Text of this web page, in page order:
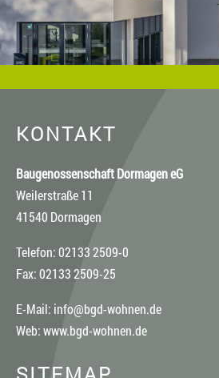
KONTAKT
Baugenossenschaft Dormagen eG
Weilerstraße 11
41540 Dormagen
Telefon: 02133 2509-0
Fax: 02133 2509-25
E-Mail: info@bgd-wohnen.de
Web:www.bgd-wohnen.de